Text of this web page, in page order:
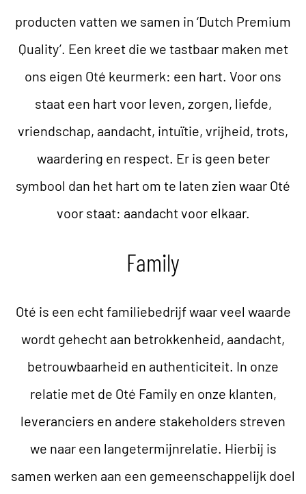
producten vatten we samen in ‘Dutch Premium
Quality’. Een kreet die we tastbaar maken met
ons eigen Oté keurmerk: een hart. Voor ons
staat een hart voor leven, zorgen, liefde,
vriendschap, aandacht, intuïtie, vrijheid, trots,
waardering en respect. Er is geen beter
symbool dan het hart om te laten zien waar Oté
voor staat: aandacht voor elkaar.
Family
Oté is een echt familiebedrijf waar veel waarde
wordt gehecht aan betrokkenheid, aandacht,
betrouwbaarheid en authenticiteit. In onze
relatie met de Oté Family en onze klanten,
leveranciers en andere stakeholders streven
we naar een langetermijnrelatie. Hierbij is
samen werken aan een gemeenschappelijk doel